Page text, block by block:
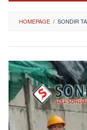
HOMEPAGE / SONDIR